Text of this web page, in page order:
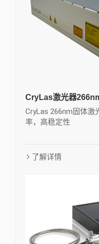
CryLas激光器
CryLas 266nm固体激
率，高稳定性
了解详情